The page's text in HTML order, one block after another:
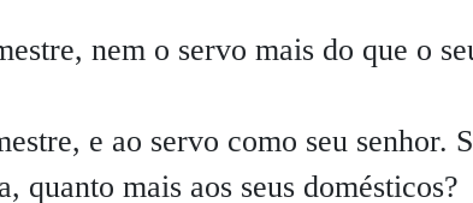
nem o servo mais do que o
e ao servo como seu senhor.
quanto mais aos seus domésticos?